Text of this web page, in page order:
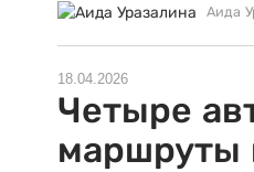
Аида
18.04.2026
Четыре
маршруты